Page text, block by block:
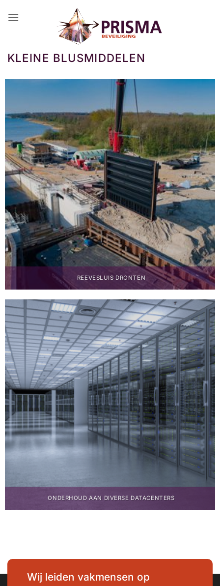
naar
KLEINE BLUSMIDDELEN
REEVESLUIS DRONTEN
ONDERHOUD AAN DIVERSE DATACENTERS
Wij leiden vakmensen op